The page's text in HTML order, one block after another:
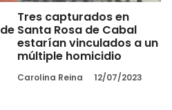
Tres capturados en
Santa Rosa de Cabal
estarían vinculados a un
múltiple homicidio
Carolina Reina 12/07/2023